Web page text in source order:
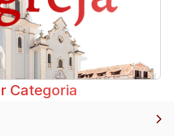
Categoria